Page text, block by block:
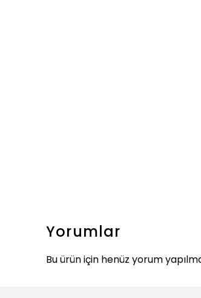
Yorumlar
Bu ürün için henüz yorum